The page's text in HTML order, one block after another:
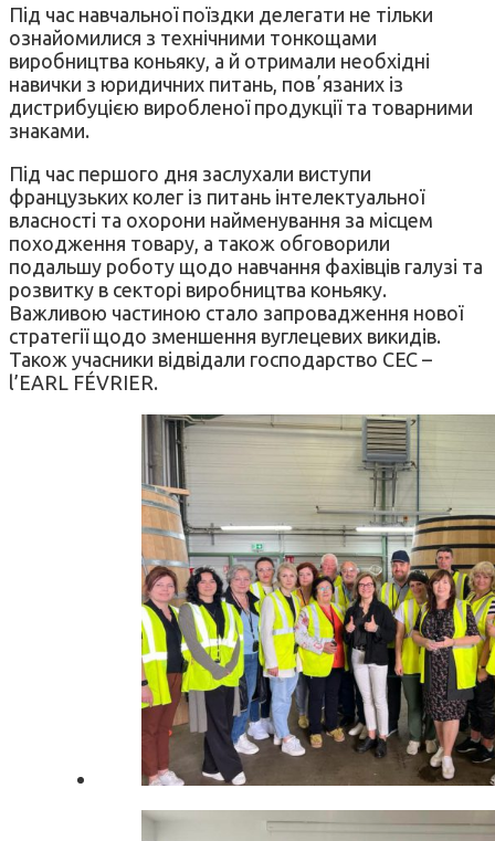
Під час навчальної поїздки делегати не тільки
ознайомилися з технічними тонкощами
виробництва коньяку, а й отримали необхідні
навички з юридичних питань, повʼязаних із
дистрибуцією виробленої продукції та товарними
знаками.
Під час першого дня заслухали виступи
французьких колег із питань інтелектуальної
власності та охорони найменування за місцем
походження товару, а також обговорили
подальшу роботу щодо навчання фахівців галузі та
розвитку в секторі виробництва коньяку.
Важливою частиною стало запровадження нової
стратегії щодо зменшення вуглецевих викидів.
Також учасники відвідали господарство CEC –
l’EARL FÉVRIER.